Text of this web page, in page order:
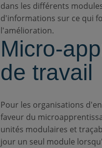
dans les différents
d'informations sur ce qui
l'amélioration.
Micro-
de travail
Pour les organisations
faveur du
unités modulaires et
jour un seul module